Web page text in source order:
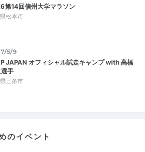
第14回信州大学マラソン
松本市
5/9
JAPAN オフィシャル試走キャンプ with 高橋
手
三条市
のイベント